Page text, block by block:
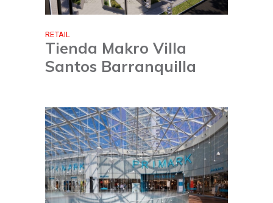
RETAIL
Tienda Makro Villa
Santos Barranquilla